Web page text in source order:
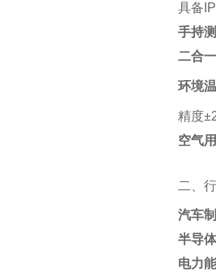
具备
手持
二合
环境
精度
空气
二、
汽车
半导
电力